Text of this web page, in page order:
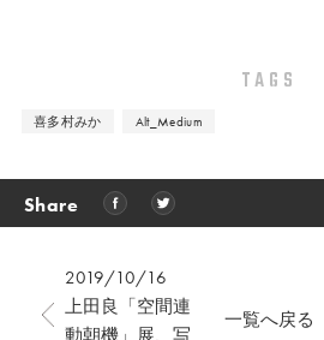
TAGS
喜多村みか Alt_Medium
Share
2019/10/16
上田良「空間連
動朝機」展、写
一覧へ戻る